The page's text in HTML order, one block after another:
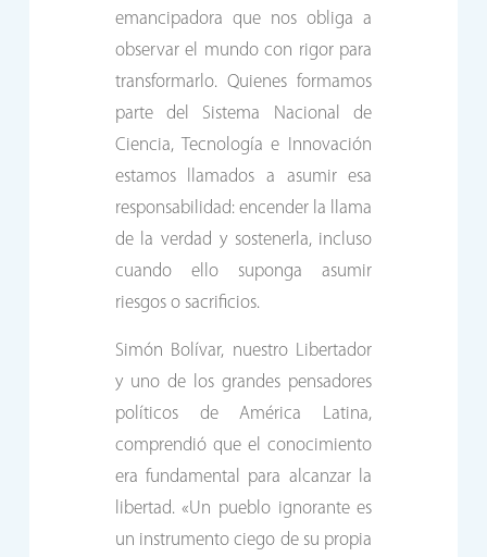
emancipadora que nos obliga a
observar el mundo con rigor para
transformarlo. Quienes formamos
parte del Sistema Nacional de
Ciencia, Tecnología e Innovación
estamos llamados a asumir esa
responsabilidad: encender la llama
de la verdad y sostenerla, incluso
cuando ello suponga asumir
riesgos o sacrificios.
Simón Bolívar, nuestro Libertador
y uno de los grandes pensadores
políticos de América Latina,
comprendió que el conocimiento
era fundamental para alcanzar la
libertad. «Un pueblo ignorante es
un instrumento ciego de su propia